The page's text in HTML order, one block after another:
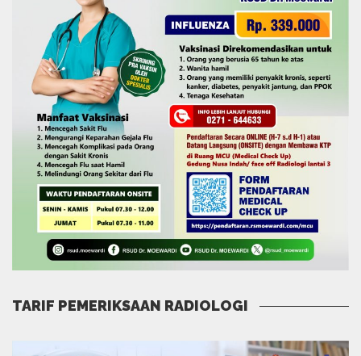
TARIF PEMERIKSAAN RADIOLOGI